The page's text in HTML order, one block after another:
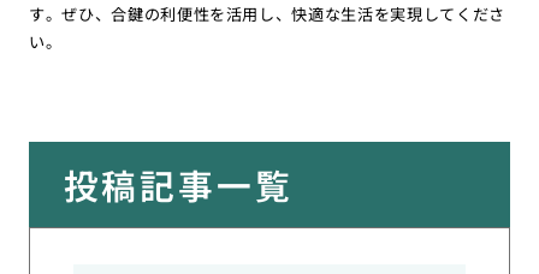
す。ぜひ、合鍵の利便性を活用し、快適な生活を実現してくださ
い。
投稿記事一覧